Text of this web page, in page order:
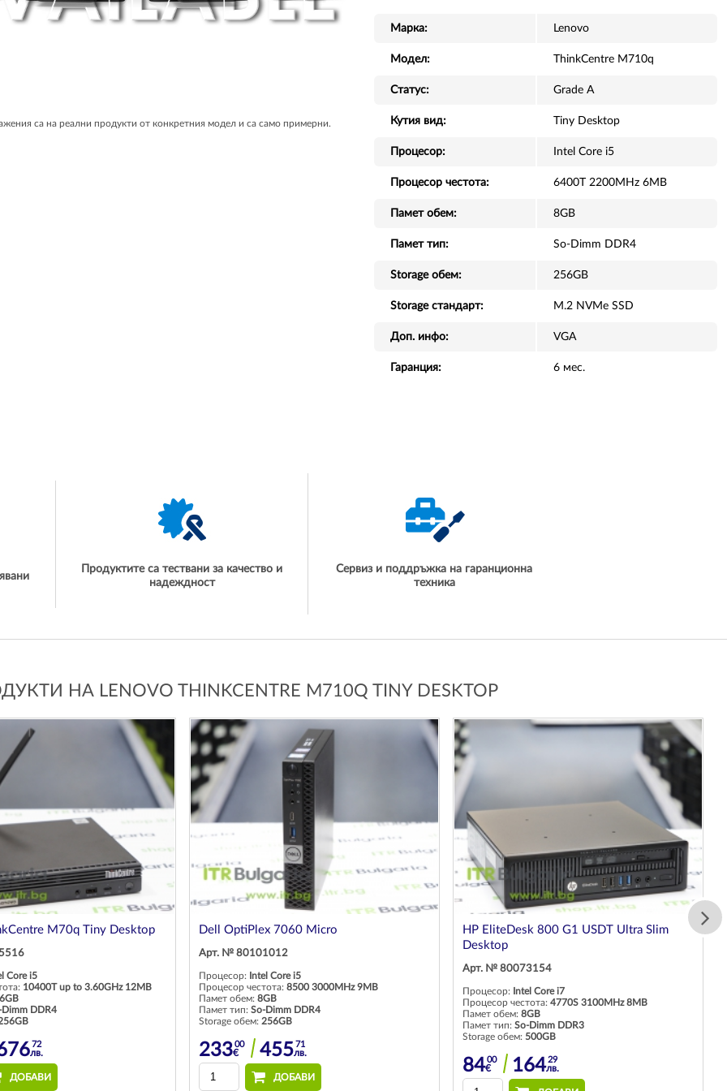
са на реални продукти от конкретния модел и са само примерни.
Марка: Lenovo
Модел: ThinkCentre M710q
Статус: Grade A
Кутия вид: Tiny Desktop
Процесор: Intel Core i5
Процесор честота: 6400T 2200MHz 6MB
Памет обем: 8GB
Памет тип: So-Dimm DDR4
Storage обем: 256GB
Storage стандарт: M.2 NVMe SSD
Доп. инфо: VGA
Гаранция: 6 мес.
Продуктите са тествани за качество и
надеждност
Сервиз и поддръжка на гаранционна
техника
НА LENOVO THINKCENTRE M710Q TINY DESKTOP
M70q Tiny Desktop
Core i5
10400T up to 3.60GHz 12MB
Dimm DDR4
72
лв.
ДОБАВИ
Dell OptiPlex 7060 Micro
Арт. № 80101012
Процесор: Intel Core i5
Процесор честота: 8500 3000MHz 9MB
Памет обем: 8GB
Памет тип: So-Dimm DDR4
Storage обем: 256GB
23300
€ 45571
лв.
ДОБАВИ
HP EliteDesk 800 G1 USDT Ultra Slim
Desktop
Арт. № 80073154
Процесор: Intel Core i7
Процесор честота: 4770S 3100MHz 8MB
Памет обем: 8GB
Памет тип: So-Dimm DDR3
Storage обем: 500GB
8400
€ 16429
лв.